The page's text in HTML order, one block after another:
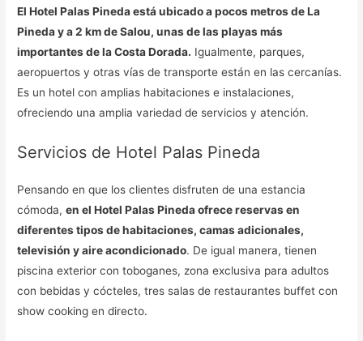
El Hotel Palas Pineda está ubicado a pocos metros de La
Pineda y a 2 km de Salou, unas de las playas más
importantes de la Costa Dorada. Igualmente, parques,
aeropuertos y otras vías de transporte están en las cercanías.
Es un hotel con amplias habitaciones e instalaciones,
ofreciendo una amplia variedad de servicios y atención.
Servicios de Hotel Palas Pineda
Pensando en que los clientes disfruten de una estancia
cómoda,en el Hotel Palas Pineda ofrece reservas en
diferentes tipos de habitaciones, camas adicionales,
televisión y aire acondicionado. De igual manera, tienen
piscina exterior con toboganes, zona exclusiva para adultos
con bebidas y cócteles, tres salas de restaurantes buffet con
show cooking en directo.